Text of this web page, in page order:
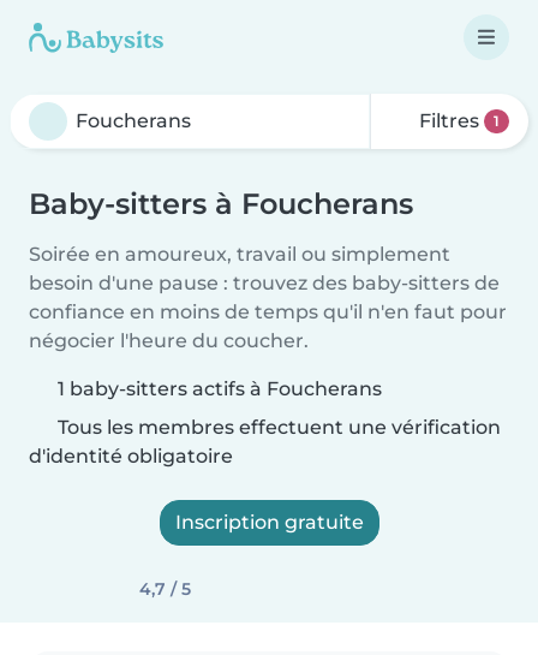
Filtres 1
Baby-sitters à Foucherans
Soirée en amoureux, travail ou simplement
besoin d'une pause : trouvez des baby-sitters de
confiance en moins de temps qu'il n'en faut pour
négocier l'heure du coucher.
1 baby-sitters actifs à Foucherans
Tous les membres effectuent une vérification
d'identité obligatoire
Inscription gratuite
4,7 / 5